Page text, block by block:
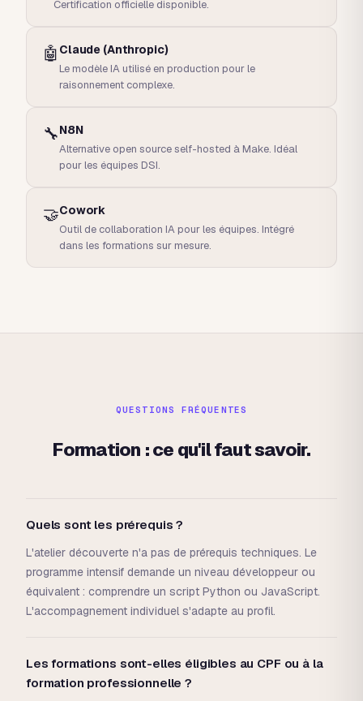
Certification officielle disponible.
🤖 Claude (Anthropic)
Le modèle IA utilisé en production pour le
raisonnement complexe.
🔧N8N
Alternative open source self-hosted à Make. Idéal
pour les équipes DSI.
🤝Cowork
Outil de collaboration IA pour les équipes. Intégré
dans les formations sur mesure.
QUESTIONS FRÉQUENTES
Formation : ce qu'il faut savoir.
Quels sont les prérequis ?
L'atelier découverte n'a pas de prérequis techniques. Le
programme intensif demande un niveau développeur ou
équivalent : comprendre un script Python ou JavaScript.
L'accompagnement individuel s'adapte au profil.
Les formations sont-elles éligibles au CPF ou à la
formation professionnelle ?